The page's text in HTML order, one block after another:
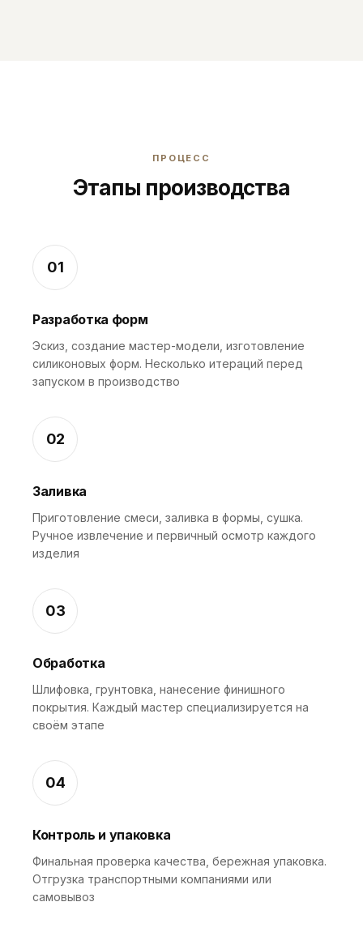
ПРОЦЕСС
Этапы производства
01
Разработка форм
Эскиз, создание мастер-модели, изготовление
силиконовых форм. Несколько итераций перед
запуском в производство
02
Заливка
Приготовление смеси, заливка в формы, сушка.
Ручное извлечение и первичный осмотр каждого
изделия
03
Обработка
Шлифовка, грунтовка, нанесение финишного
покрытия. Каждый мастер специализируется на
своём этапе
04
Контроль и упаковка
Финальная проверка качества, бережная упаковка.
Отгрузка транспортными компаниями или
самовывоз